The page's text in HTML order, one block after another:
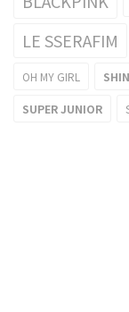
LE SSERAFIM
OH MY GIRL
SUPER JUNIOR